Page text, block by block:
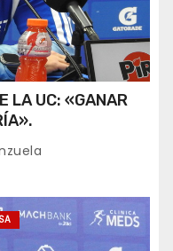
LA UC: «GANAR